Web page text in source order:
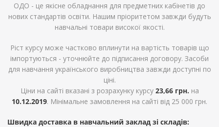
ОДО - це якісне обладнання для предметних кабінетів до
нових стандартів освіти. Нашим пріоритетом завжди будуть
навчальні товари високої якості.
Ріст курсу може частково вплинути на вартість товарів що
імпортуються - уточнюйте до підписання договору. Засоби
для навчання українського виробництва завжди доступні по
ціні.
Ціни на сайті вказані з розрахунку курсу 23,66 грн. на
10.12.2019. Мінімальне замовлення на сайті від 25 000 грн.
Швидка доставка в навчальний заклад зі складів: